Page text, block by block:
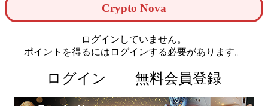
Crypto Nova
ログインしていません。
ポイントを得るにはログインする必要があります。
ログイン 無料会員登録